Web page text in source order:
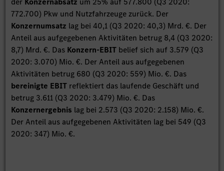
772.700) Pkw und Nutzfahrzeuge zurück. Der
Konzernumsatz lag bei 40,1 (Q3 2020: 40,3) Mrd. €. Der
Anteil aus aufgegebenen Aktivitäten betrug 8,4 (Q3 2020:
8,7) Mrd. €. Das Konzern-EBIT belief sich auf 3.579 (Q3
2020: 3.070) Mio. €. Der Anteil aus aufgegebenen
Aktivitäten betrug 680 (Q3 2020: 559) Mio. €. Das
bereinigte EBIT reflektiert das laufende Geschäft und
betrug 3.611 (Q3 2020: 3.479) Mio. €. Das
Konzernergebnis lag bei 2.573 (Q3 2020: 2.158) Mio. €.
Der Anteil aus aufgegebenen Aktivitäten lag bei 549 (Q3
2020: 347) Mio. €.